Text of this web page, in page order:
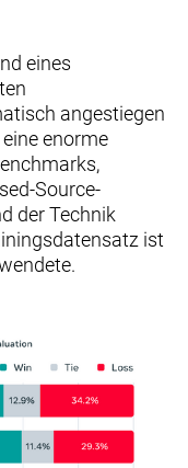
eines
angestiegen
enorme
Source-
der Technik
ist